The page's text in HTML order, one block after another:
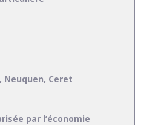
Neuquen, Ceret
par l’économie